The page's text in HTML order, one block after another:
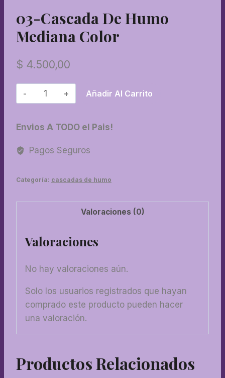
03-Cascada De Humo
Mediana Color
$ 4.500,00
03-
Cascada
humo
mediana
color
Añadir Al Carrito
Envios A TODO el Pais!
Pagos Seguros
Categoría: cascadas de humo
Valoraciones (0)
Valoraciones
No hay valoraciones aún.
Solo los usuarios registrados que hayan
comprado este producto pueden hacer
una valoración.
Productos Relacionados